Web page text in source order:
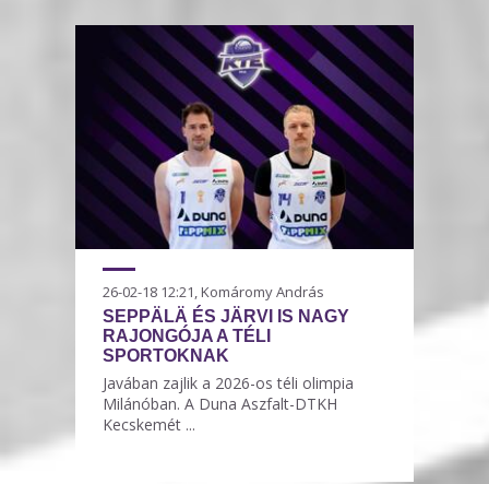
26-02-18 12:21, Komáromy András
SEPPÄLÄ ÉS JÄRVI IS NAGY
RAJONGÓJA A TÉLI
SPORTOKNAK
Javában zajlik a 2026-os téli olimpia
Milánóban. A Duna Aszfalt-DTKH
Kecskemét ...